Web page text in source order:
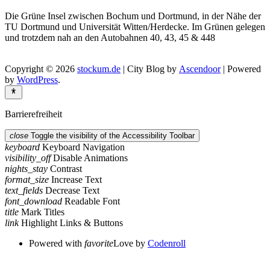
Die Grüne Insel zwischen Bochum und Dortmund, in der Nähe der
TU Dortmund und Universität Witten/Herdecke. Im Grünen gelegen
und trotzdem nah an den Autobahnen 40, 43, 45 & 448
Copyright © 2026 stockum.de | City Blog by Ascendoor| Powered
by WordPress.
Barrierefreiheit
close Toggle the visibility of the Accessibility Toolbar
keyboard Keyboard Navigation
visibility_off Disable Animations
nights_stay Contrast
format_size Increase Text
text_fields Decrease Text
font_download Readable Font
title Mark Titles
link Highlight Links & Buttons
Powered with favoriteLove by Codenroll